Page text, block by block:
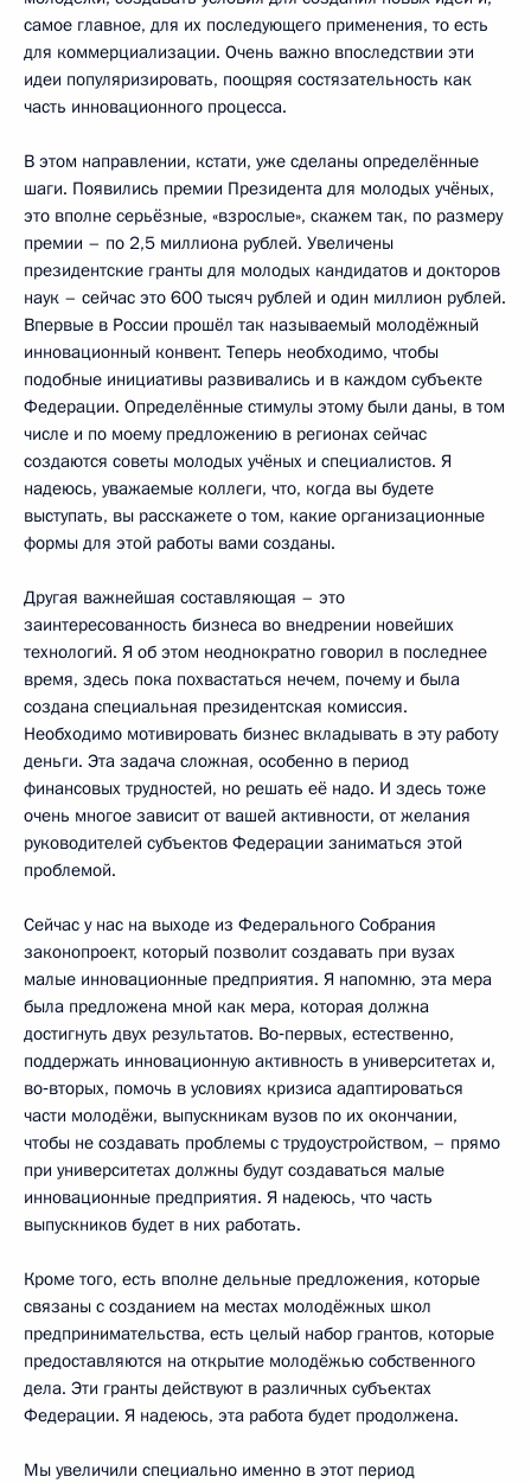
самое главное, для их последующего применения, то есть
для коммерциализации. Очень важно впоследствии эти
идеи популяризировать, поощряя состязательность как
часть инновационного процесса.
В этом направлении, кстати, уже сделаны определённые
шаги. Появились премии Президента для молодых учёных,
это вполне серьёзные, «взрослые», скажем так, по размеру
премии – по 2,5 миллиона рублей. Увеличены
президентские гранты для молодых кандидатов и докторов
наук – сейчас это 600 тысяч рублей и один миллион рублей.
Впервые в России прошёл так называемый молодёжный
инновационный конвент. Теперь необходимо, чтобы
подобные инициативы развивались и в каждом субъекте
Федерации. Определённые стимулы этому были даны, в том
числе и по моему предложению в регионах сейчас
создаются советы молодых учёных и специалистов. Я
надеюсь, уважаемые коллеги, что, когда вы будете
выступать, вы расскажете о том, какие организационные
формы для этой работы вами созданы.
Другая важнейшая составляющая – это
заинтересованность бизнеса во внедрении новейших
технологий. Я об этом неоднократно говорил в последнее
время, здесь пока похвастаться нечем, почему и была
создана специальная президентская комиссия.
Необходимо мотивировать бизнес вкладывать в эту работу
деньги. Эта задача сложная, особенно в период
финансовых трудностей, но решать её надо. И здесь тоже
очень многое зависит от вашей активности, от желания
руководителей субъектов Федерации заниматься этой
проблемой.
Сейчас у нас на выходе из Федерального Собрания
законопроект, который позволит создавать при вузах
малые инновационные предприятия. Я напомню, эта мера
была предложена мной как мера, которая должна
достигнуть двух результатов. Во‑первых, естественно,
поддержать инновационную активность в университетах и,
во‑вторых, помочь в условиях кризиса адаптироваться
части молодёжи, выпускникам вузов по их окончании,
чтобы не создавать проблемы с трудоустройством, – прямо
при университетах должны будут создаваться малые
инновационные предприятия. Я надеюсь, что часть
выпускников будет в них работать.
Кроме того, есть вполне дельные предложения, которые
связаны с созданием на местах молодёжных школ
предпринимательства, есть целый набор грантов, которые
предоставляются на открытие молодёжью собственного
дела. Эти гранты действуют в различных субъектах
Федерации. Я надеюсь, эта работа будет продолжена.
Мы увеличили специально именно в этот период